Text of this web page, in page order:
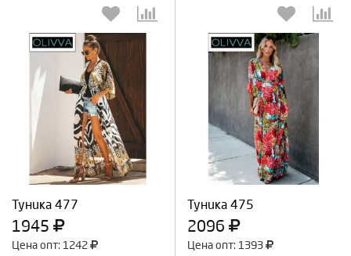
Туника 477
1945
Цена опт: 1242
Выберите количество:
Продолжить Отмена
Туника 475
2096
Цена опт: 1393
Выберите количество:
Продолжить Отмена